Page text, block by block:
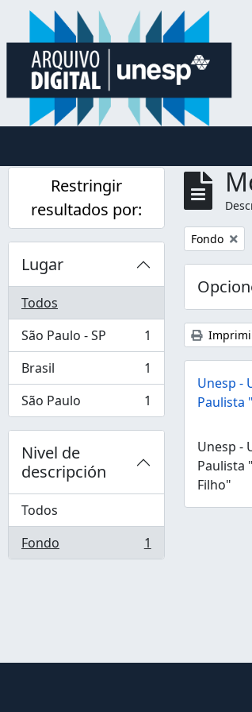
Skip to main content
Restringir
resultados por:
Lugar
Todos
São Paulo - SP
, 1 resultados
1
Brasil
, 1 resultados
1
São Paulo
, 1 resultados 1
Nivel de
descripción
Todos
Fondo
, 1 resultados 1
Remove
Fondo
Unesp -
Paulista
Unesp -
Paulista
Filho"